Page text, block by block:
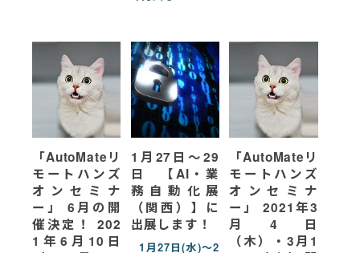
「AutoMateリ
モートハンズ
オンセミナ
ー」 6月の開
催決定！ 202
1年6月10日
1月27日～29
日 【AI・業
務自動化展
（関西）】に
出展します！
1月27日(水)～2
「AutoMateリ
モートハンズ
オンセミナ
ー」 2021年3
月4日
（木）・3月1